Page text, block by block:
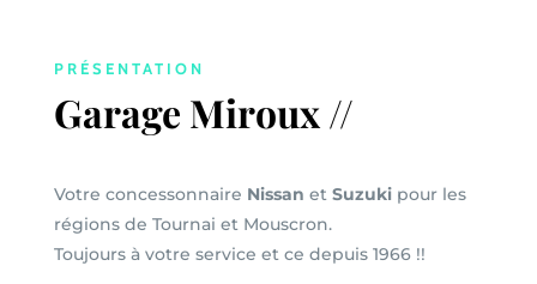
PRÉSENTATION
Garage Miroux //
Votre concessonnaire Nissan et Suzukipour les
régions de Tournai et Mouscron.
Toujours à votre service et ce depuis 1966 !!